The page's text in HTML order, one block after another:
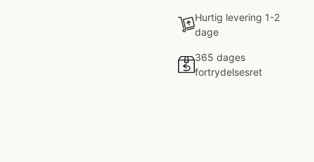
Hurtig levering 1-2
dage
365 dages
fortrydelsesret